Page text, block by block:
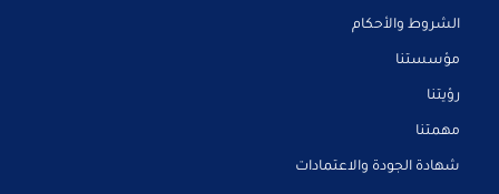
الشروط والأحكام
مؤسستنا
رؤيتنا
مهمتنا
شهادة الجودة والاعتمادات